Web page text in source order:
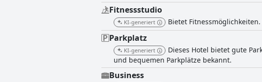
Fitnessstudio
KI-generiert Bietet
Parkplatz
KI-generiert
Dieses Hotel bietet gute
und bequemen Parkplätze bekannt.
Business